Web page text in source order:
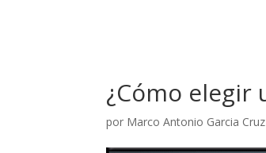
¿Cómo elegir
por Marco Antonio Garcia Cruz